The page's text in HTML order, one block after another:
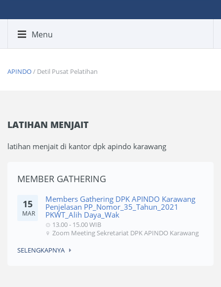
Menu
APINDO/ Detil Pusat Pelatihan
LATIHAN MENJAIT
latihan menjait di kantor dpk apindo karawang
MEMBER GATHERING
15
MAR
Members Gathering DPK APINDO Karawang
Penjelasan PP_Nomor_35_Tahun_2021
PKWT_Alih Daya_Wak
13.00 - 15.00 WIB
Zoom Meeting Sekretariat DPK APINDO Karawang
SELENGKAPNYA